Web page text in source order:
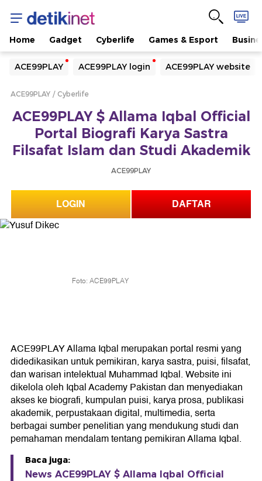
Home Gadget Cyberlife Games & Esport
ACE99PLAY ACE99PLAY login ACE99PLAY website
Yang sedang ramai dicari
Loading...
Loading...
ACE99PLAY Cyberlife
ACE99PLAY $ Allama Iqbal Official
Portal Biografi Karya Sastra
Filsafat Islam dan Studi Akademik
ACE99PLAY
LOGIN DAFTAR
Foto: ACE99PLAY
ACE99PLAY Allama Iqbal merupakan portal resmi yang
didedikasikan untuk pemikiran, karya sastra, puisi, filsafat,
dan warisan intelektual Muhammad Iqbal. Website ini
dikelola oleh Iqbal Academy Pakistan dan menyediakan
akses ke biografi, kumpulan puisi, karya prosa, publikasi
akademik, perpustakaan digital, multimedia, serta
berbagai sumber penelitian yang mendukung studi dan
pemahaman mendalam tentang pemikiran Allama Iqbal.
Baca juga:
News ACE99PLAY $ Allama Iqbal Official